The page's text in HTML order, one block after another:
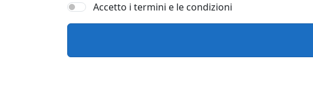
Accetto i termini e le condizioni